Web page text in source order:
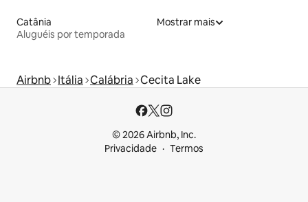
Catânia
Aluguéis por temporada
Mostrar mais
Airbnb Itália Calábria Cecita Lake
© 2026 Airbnb, Inc.
Privacidade
Termos